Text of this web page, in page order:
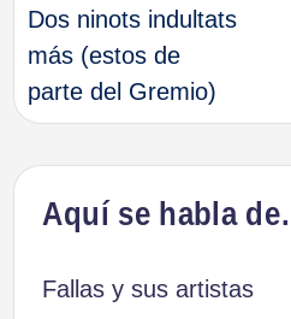
de
entradas
Dos ninots indultats
más (estos de
parte del Gremio)
Aquí se habla
Fallas y sus artistas